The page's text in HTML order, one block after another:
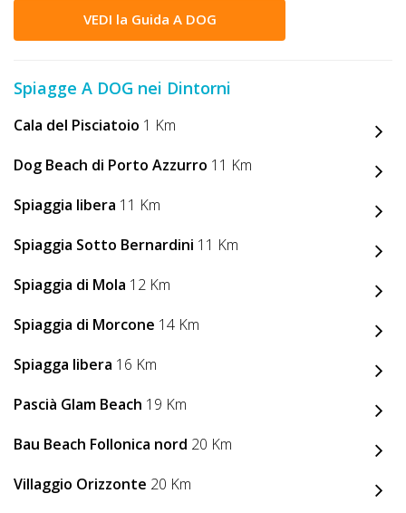
CHIEDI
SCONTO
Tutorial
Lavora
con
Noi
Inserisci
Attività
Accedi
Registrati
VEDI la Guida A DOG
Spiagge A DOG nei Dintorni
Cala del Pisciatoio 1 Km
Dog Beach di Porto Azzurro 11 Km
Spiaggia libera 11 Km
Spiaggia Sotto Bernardini 11 Km
Spiaggia di Mola 12 Km
Spiaggia di Morcone 14 Km
Spiagga libera 16 Km
Pascià Glam Beach 19 Km
Bau Beach Follonica nord 20 Km
Villaggio Orizzonte 20 Km